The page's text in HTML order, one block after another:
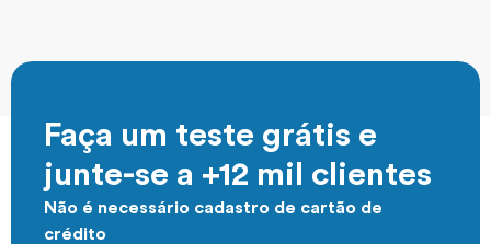
Faça um teste grátis e
junte-se a +12 mil clientes
Não é necessário cadastro de cartão de
crédito